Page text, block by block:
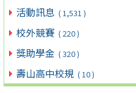
活動訊息 ( 1,531 )
校外競賽 ( 220 )
獎助學金 ( 320 )
壽山高中校規 ( 10 )